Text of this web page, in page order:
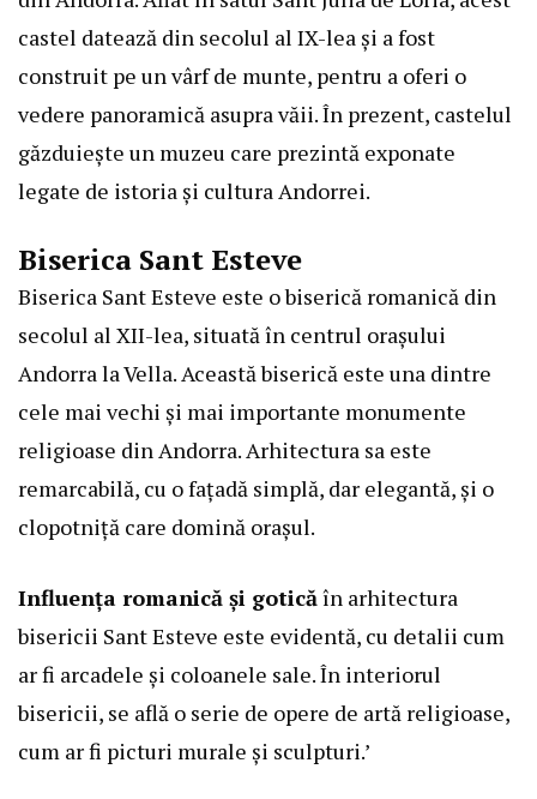
castel datează din secolul al IX-lea și a fost
construit pe un vârf de munte, pentru a oferi o
vedere panoramică asupra văii. În prezent, castelul
găzduiește un muzeu care prezintă exponate
legate de istoria și cultura Andorrei.
Biserica Sant Esteve
Biserica Sant Esteve este o biserică romanică din
secolul al XII-lea, situată în centrul orașului
Andorra la Vella. Această biserică este una dintre
cele mai vechi și mai importante monumente
religioase din Andorra. Arhitectura sa este
remarcabilă, cu o fațadă simplă, dar elegantă, și o
clopotniță care domină orașul.
Influența romanică și goticăîn arhitectura
bisericii Sant Esteve este evidentă, cu detalii cum
ar fi arcadele și coloanele sale. În interiorul
bisericii, se află o serie de opere de artă religioase,
cum ar fi picturi murale și sculpturi.’